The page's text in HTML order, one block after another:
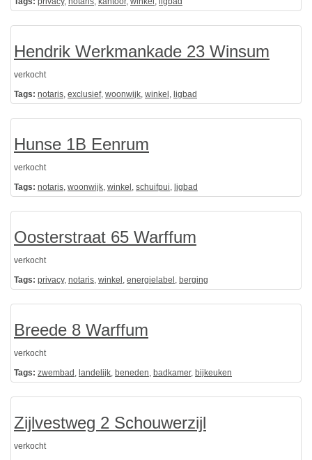
Hendrik Werkmankade 23 Winsum
verkocht
Tags: notaris, exclusief, woonwijk, winkel , ligbad
Hunse 1B Eenrum
verkocht
Tags: notaris, woonwijk, winkel , schuifpui, ligbad
Oosterstraat 65 Warffum
verkocht
Tags: privacy, notaris, winkel , energielabel , berging
Breede 8 Warffum
verkocht
Tags: zwembad , landelijk, beneden, badkamer, bijkeuken
Zijlvestweg 2 Schouwerzijl
verkocht